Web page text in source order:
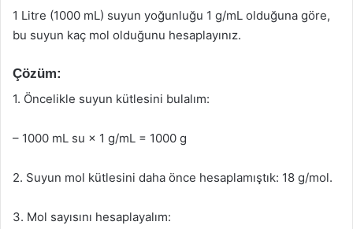
1 Litre (1000 mL) suyun yoğunluğu 1 g/mL olduğuna göre,
bu suyun kaç mol olduğunu hesaplayınız.
Çözüm:
1. Öncelikle suyun kütlesini bulalım:
– 1000 mL su × 1 g/mL = 1000 g
2. Suyun mol kütlesini daha önce hesaplamıştık: 18 g/mol.
3. Mol sayısını hesaplayalım: